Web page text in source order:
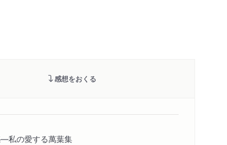
感想をおくる
―私の愛する萬葉集